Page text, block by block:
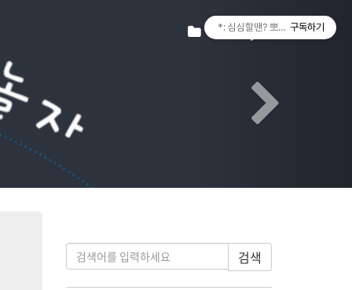
Tistory
Next
검색
*: 심심할땐? 뽀랑놀자! :*
구독하기